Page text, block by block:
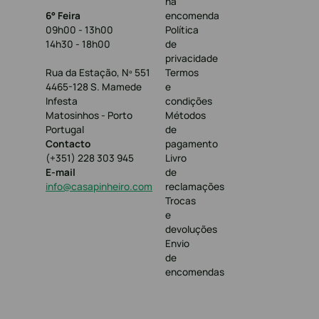
6° Feira
09h00 - 13h00
14h30 - 18h00
Rua da Estação, Nº 551
4465-128 S. Mamede
Infesta
Matosinhos - Porto
Portugal
Contacto
(+351) 228 303 945
E-mail
info@casapinheiro.com
encomenda
Política
de
privacidade
Termos
e
condições
Métodos
de
pagamento
Livro
de
reclamações
Trocas
e
devoluções
Envio
de
encomendas